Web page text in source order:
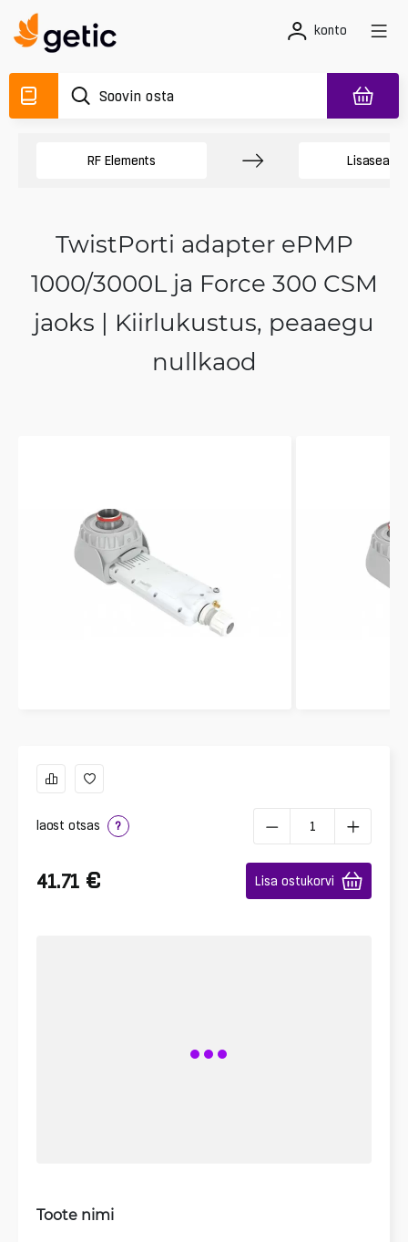
konto
RF Elements
TwistPorti adapter ePMP
1000/3000L ja Force 300 CSM
jaoks | Kiirlukustus, peaaegu
nullkaod
laost otsas ?
41.71 € Lisa ostukorvi
Toote nimi